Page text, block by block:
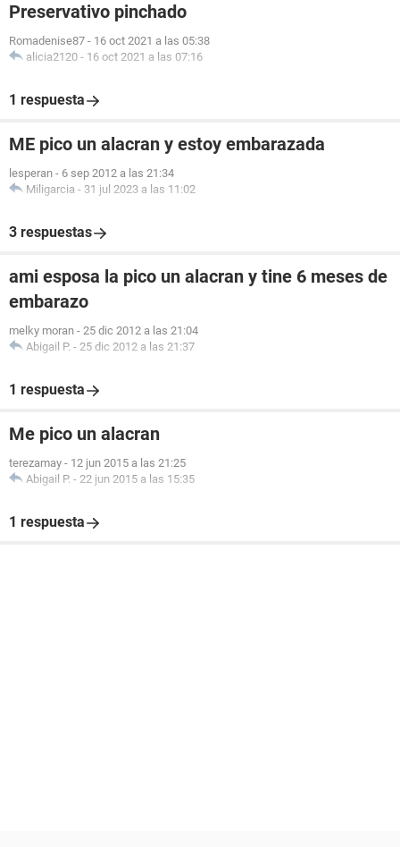
Preservativo pinchado
Romadenise87 - 16 oct 2021 a las 05:38
alicia2120 - 16 oct 2021 a las 07:16
1 respuesta
ME pico un alacran y estoy embarazada
lesperan - 6 sep 2012 a las 21:34
Miligarcia - 31 jul 2023 a las 11:02
3 respuestas
ami esposa la pico un alacran y tine 6 meses de
embarazo
melky moran - 25 dic 2012 a las 21:04
Abigail P. - 25 dic 2012 a las 21:37
1 respuesta
Me pico un alacran
terezamay - 12 jun 2015 a las 21:25
Abigail P. - 22 jun 2015 a las 15:35
1 respuesta